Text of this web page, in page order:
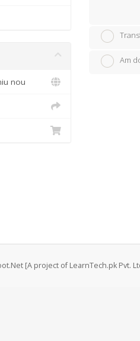
nou
Am
[A project of LearnTech.pk Pvt.